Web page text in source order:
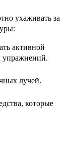
ухаживать за
активной
упражнений.
лучей.
которые